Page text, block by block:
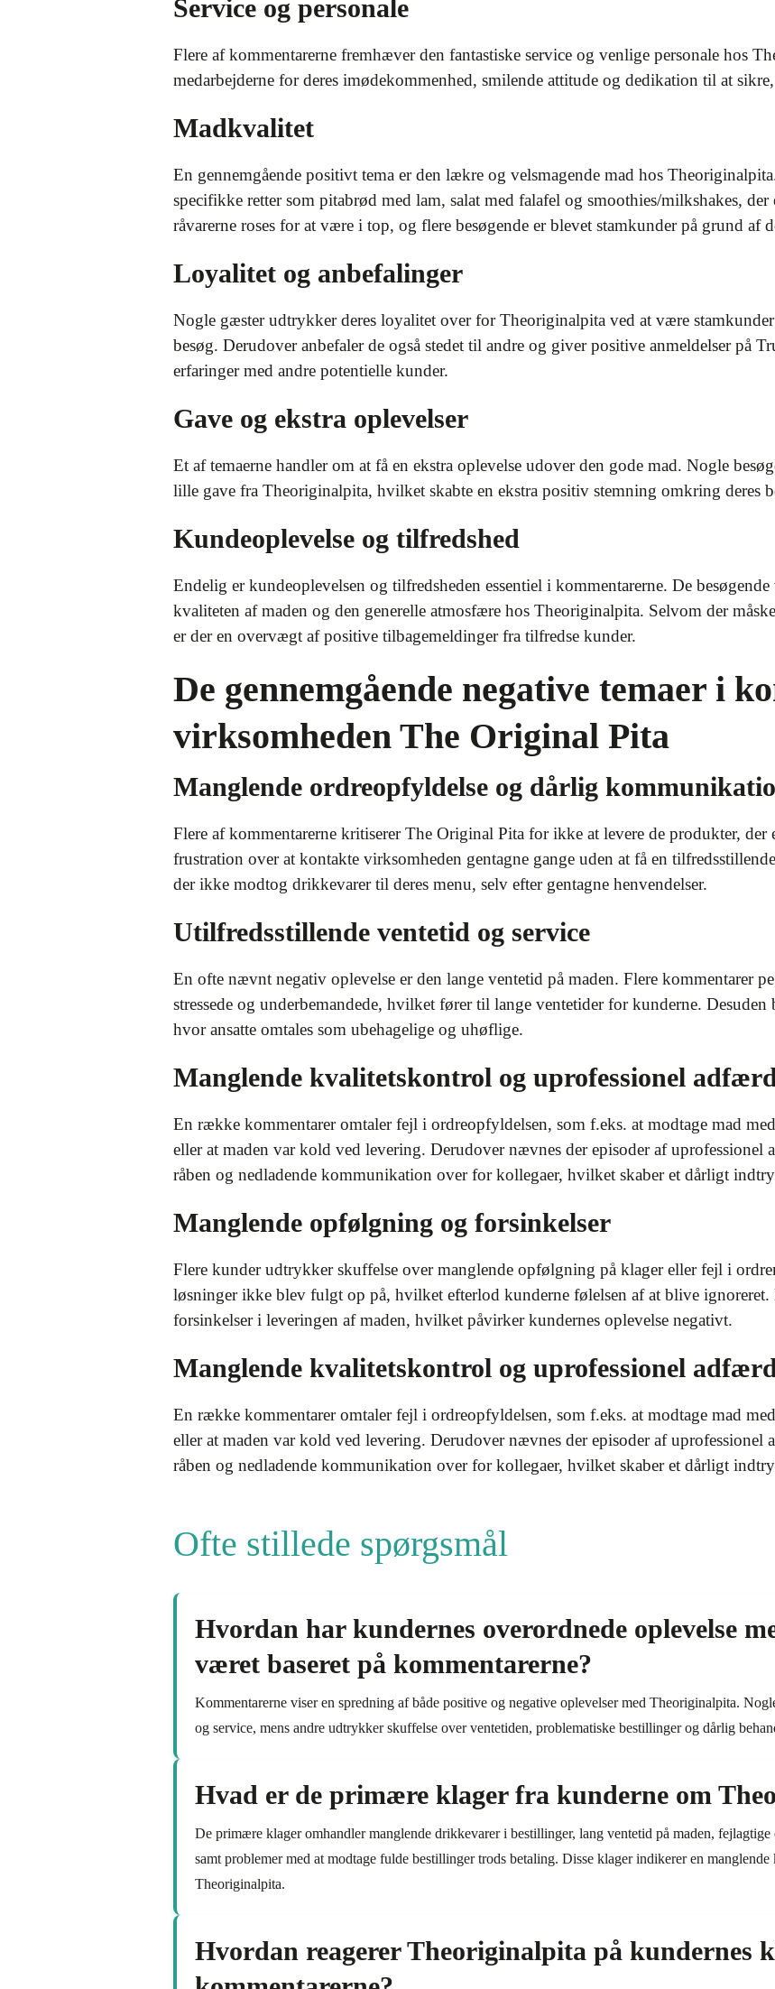
Service og personale
Flere af kommentarerne fremhæver den fantastiske service og venlige personale hos
medarbejderne for deres imødekommenhed, smilende attitude og dedikation til at
Madkvalitet
En gennemgående positivt tema er den lækre og velsmagende mad hos
specifikke retter som pitabrød med lam, salat med falafel og smoothies/milkshakes,
råvarerne roses for at være i top, og flere besøgende er blevet stamkunder på grund af
Loyalitet og anbefalinger
Nogle gæster udtrykker deres loyalitet over for Theoriginalpita ved at være
besøg. Derudover anbefaler de også stedet til andre og giver positive anmeldelser på
erfaringer med andre potentielle kunder.
Gave og ekstra oplevelser
Et af temaerne handler om at få en ekstra oplevelse udover den gode mad. Nogle
lille gave fra Theoriginalpita, hvilket skabte en ekstra positiv stemning omkring deres
Kundeoplevelse og tilfredshed
Endelig er kundeoplevelsen og tilfredsheden essentiel i kommentarerne. De
kvaliteten af maden og den generelle atmosfære hos Theoriginalpita. Selvom der
er der en overvægt af positive tilbagemeldinger fra tilfredse kunder.
De gennemgående negative temaer i
virksomheden The Original Pita
Manglende ordreopfyldelse og dårlig
Flere af kommentarerne kritiserer The Original Pita for ikke at levere de produkter, der
frustration over at kontakte virksomheden gentagne gange uden at få en
der ikke modtog drikkevarer til deres menu, selv efter gentagne henvendelser.
Utilfredsstillende ventetid og service
En ofte nævnt negativ oplevelse er den lange ventetid på maden. Flere kommentarer
stressede og underbemandede, hvilket fører til lange ventetider for kunderne.
hvor ansatte omtales som ubehagelige og uhøflige.
Manglende kvalitetskontrol og uprofessionel
En række kommentarer omtaler fejl i ordreopfyldelsen, som f.eks. at modtage mad
eller at maden var kold ved levering. Derudover nævnes der episoder af uprofessionel
råben og nedladende kommunikation over for kollegaer, hvilket skaber et dårligt
Manglende opfølgning og forsinkelser
Flere kunder udtrykker skuffelse over manglende opfølgning på klager eller fejl i
løsninger ikke blev fulgt op på, hvilket efterlod kunderne følelsen af at blive ignoreret.
forsinkelser i leveringen af maden, hvilket påvirker kundernes oplevelse negativt.
Manglende kvalitetskontrol og uprofessionel
En række kommentarer omtaler fejl i ordreopfyldelsen, som f.eks. at modtage mad
eller at maden var kold ved levering. Derudover nævnes der episoder af uprofessionel
råben og nedladende kommunikation over for kollegaer, hvilket skaber et dårligt
Ofte stillede spørgsmål
Hvordan har kundernes overordnede oplevelse
været baseret på kommentarerne?
Kommentarerne viser en spredning af både positive og negative oplevelser med Theoriginalpita.
og service, mens andre udtrykker skuffelse over ventetiden, problematiske bestillinger og dårlig
Hvad er de primære klager fra kunderne om
De primære klager omhandler manglende drikkevarer i bestillinger, lang ventetid på maden,
samt problemer med at modtage fulde bestillinger trods betaling. Disse klager indikerer en
Theoriginalpita.
Hvordan reagerer Theoriginalpita på kundernes